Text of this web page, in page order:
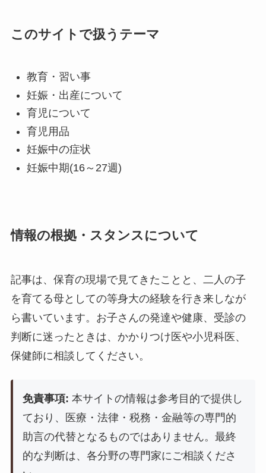
このサイトで扱うテーマ
教育・習い事
妊娠・出産について
育児について
育児用品
妊娠中の症状
妊娠中期(16～27週)
情報の根拠・スタンスについて
記事は、保育の現場で見てきたことと、二人の子
を育てる母としての等身大の経験を行き来しなが
ら書いています。お子さんの発達や健康、受診の
判断に迷ったときは、かかりつけ医や小児科医、
保健師に相談してください。
免責事項: 本サイトの情報は参考目的で提供し
ており、医療・法律・税務・金融等の専門的
助言の代替となるものではありません。最終
的な判断は、各分野の専門家にご相談くださ